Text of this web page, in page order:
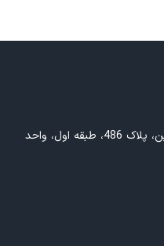
تهران، خیابان آزادی، نبش استاد معین، پلاک 486، طبقه اول، واحد